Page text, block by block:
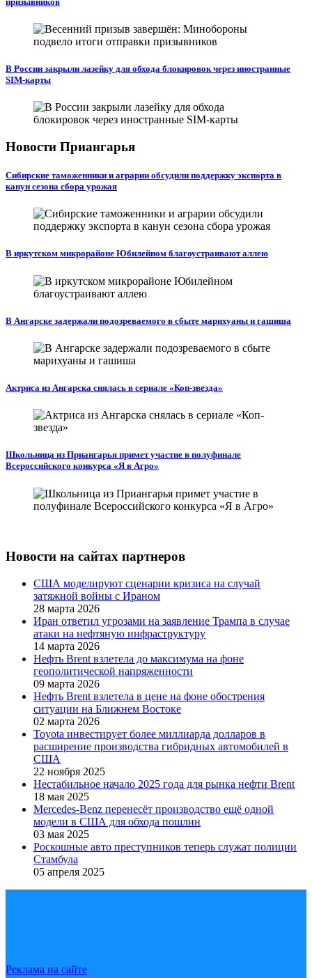
В России закрыли лазейку для обхода блокировок через иностранные
SIM-карты
Новости Приангарья
Сибирские таможенники и аграрии обсудили поддержку экспорта в
канун сезона сбора урожая
В иркутском микрорайоне Юбилейном благоустраивают аллею
В Ангарске задержали подозреваемого в сбыте марихуаны и гашиша
Актриса из Ангарска снялась в сериале «Коп-звезда»
Школьница из Приангарья примет участие в полуфинале
Всероссийского конкурса «Я в Агро»
Новости на сайтах партнеров
США моделируют сценарии кризиса на случай
затяжной войны с Ираном
28 марта 2026
Иран ответил угрозами на заявление Трампа в случае
атаки на нефтяную инфраструктуру
14 марта 2026
Нефть Brent взлетела до максимума на фоне
геополитической напряженности
09 марта 2026
Нефть Brent взлетела в цене на фоне обострения
ситуации на Ближнем Востоке
02 марта 2026
Toyota инвестирует более миллиарда долларов в
расширение производства гибридных автомобилей в
США
22 ноября 2025
Нестабильное начало 2025 года для рынка нефти Brent
18 мая 2025
Mercedes-Benz перенесёт производство ещё одной
модели в США для обхода пошлин
03 мая 2025
Роскошные авто преступников теперь служат полиции
Стамбула
05 апреля 2025
Реклама на сайте